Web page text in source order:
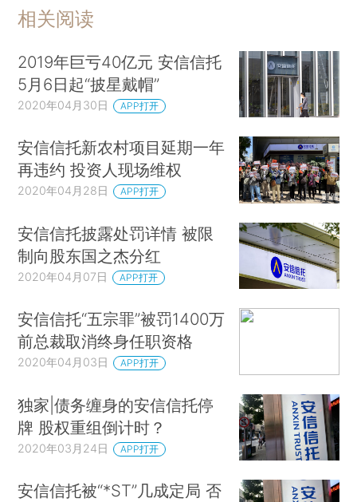
相关阅读
2019年巨亏40亿元 安信信托
5月6日起“披星戴帽”
2020年04月30日 APP打开
安信信托新农村项目延期一年
再违约 投资人现场维权
2020年04月28日 APP打开
安信信托披露处罚详情 被限
制向股东国之杰分红
2020年04月07日 APP打开
安信信托“五宗罪”被罚1400万
前总裁取消终身任职资格
2020年04月03日 APP打开
独家|债务缠身的安信信托停
牌 股权重组倒计时？
2020年03月24日 APP打开
安信信托被“*ST”几成定局 否